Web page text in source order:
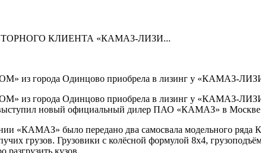
КЛИЕНТА «КАМАЗ-ЛИЗИ...
из города Одинцово приобрела в лизинг у «КАМАЗ-
из города Одинцово приобрела в лизинг у «КАМАЗ-
выступил новый официальный дилер ПАО «КАМАЗ» в
«КАМАЗ» было передано два самосвала модельного
грузов. Грузовики с колёсной формулой 8х4,
разгрузить кузов.